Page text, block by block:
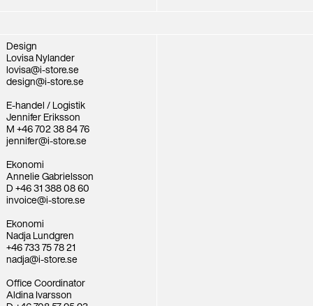
Design
Lovisa Nylander
lovisa@i-store.se
design@i-store.se
E-handel / Logistik
Jennifer Eriksson
M +46 702 38 84 76
jennifer@i-store.se
Ekonomi
Annelie Gabrielsson
D +46 31 388 08 60
invoice@i-store.se
Ekonomi
Nadja Lundgren
+46 733 75 78 21
nadja@i-store.se
Office Coordinator
Aldina Ivarsson